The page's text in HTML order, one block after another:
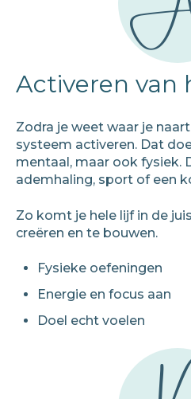
Activeren van
Zodra je weet waar je
systeem activeren. Dat
mentaal, maar ook fysiek.
ademhaling, sport of een
Zo komt je hele lijf in de
creëren en te bouwen.
Fysieke oefeningen
Energie en focus aan
Doel echt voelen